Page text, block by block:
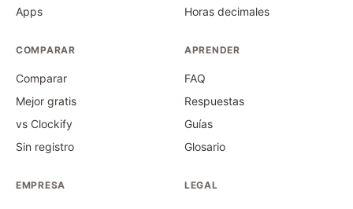
Apps
Horas decimales
COMPARAR
Comparar
Mejor gratis
vs Clockify
Sin registro
APRENDER
FAQ
Respuestas
Guías
Glosario
EMPRESA LEGAL